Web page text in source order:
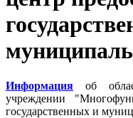
Информация об
учреждении
государственных и